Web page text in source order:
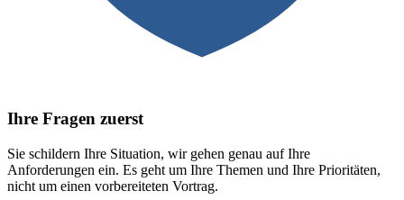
Ihre Fragen zuerst
Sie schildern Ihre Situation, wir gehen genau auf Ihre
Anforderungen ein. Es geht um Ihre Themen und Ihre Prioritäten,
nicht um einen vorbereiteten Vortrag.